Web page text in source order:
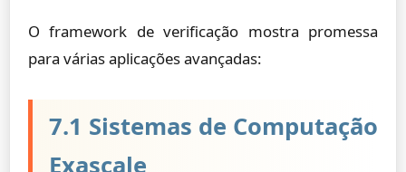
O framework de verificação mostra promessa
para várias aplicações avançadas:
7.1 Sistemas de Computação
Exascale